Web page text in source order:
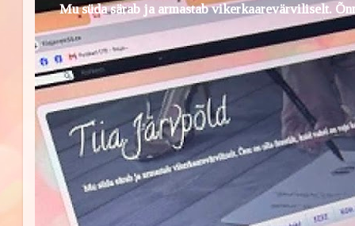
Mu süda särab ja armastab vikerkaarevärviliselt.